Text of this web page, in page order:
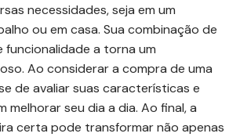
necessidades, seja em um
ou em casa. Sua combinação de
a torna um
Ao considerar a compra de uma
de avaliar suas características e
melhorar seu dia a dia. Ao final, a
certa pode transformar não apenas